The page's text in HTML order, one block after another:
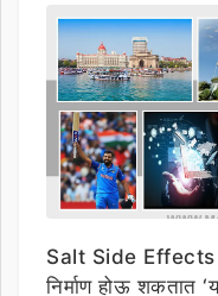
Salt Side Effects |
निर्माण होऊ शकतात